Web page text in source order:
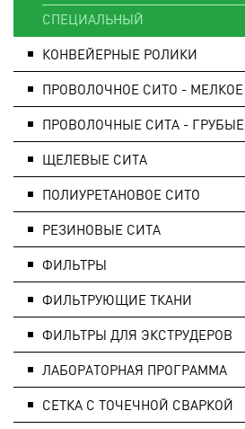
СПЕЦИАЛЬНЫЙ
КОНВЕЙЕРНЫЕ РОЛИКИ
ПРОВОЛОЧНОЕ СИТО - МЕЛКОЕ
ПРОВОЛОЧНЫЕ СИТА - ГРУБЫЕ
ЩЕЛЕВЫЕ СИТА
ПОЛИУРЕТАНОВОЕ СИТО
РЕЗИНОВЫЕ СИТА
ФИЛЬТРЫ
ФИЛЬТРУЮЩИЕ ТКАНИ
ФИЛЬТРЫ ДЛЯ ЭКСТРУДЕРОВ
ЛАБОРАТОРНАЯ ПРОГРАММА
СЕТКА С ТОЧЕЧНОЙ СВАРКОЙ